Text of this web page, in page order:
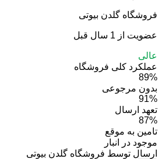
فروشگاه گلدن بیوتی
عضویت از 1 سال قبل
عالی
عملکرد کلی فروشگاه
89%
بدون مرجوعی
91%
تعهد ارسال
87%
تامین به موقع
موجود در انبار
ارسال توسط فروشگاه گلدن بیوتی